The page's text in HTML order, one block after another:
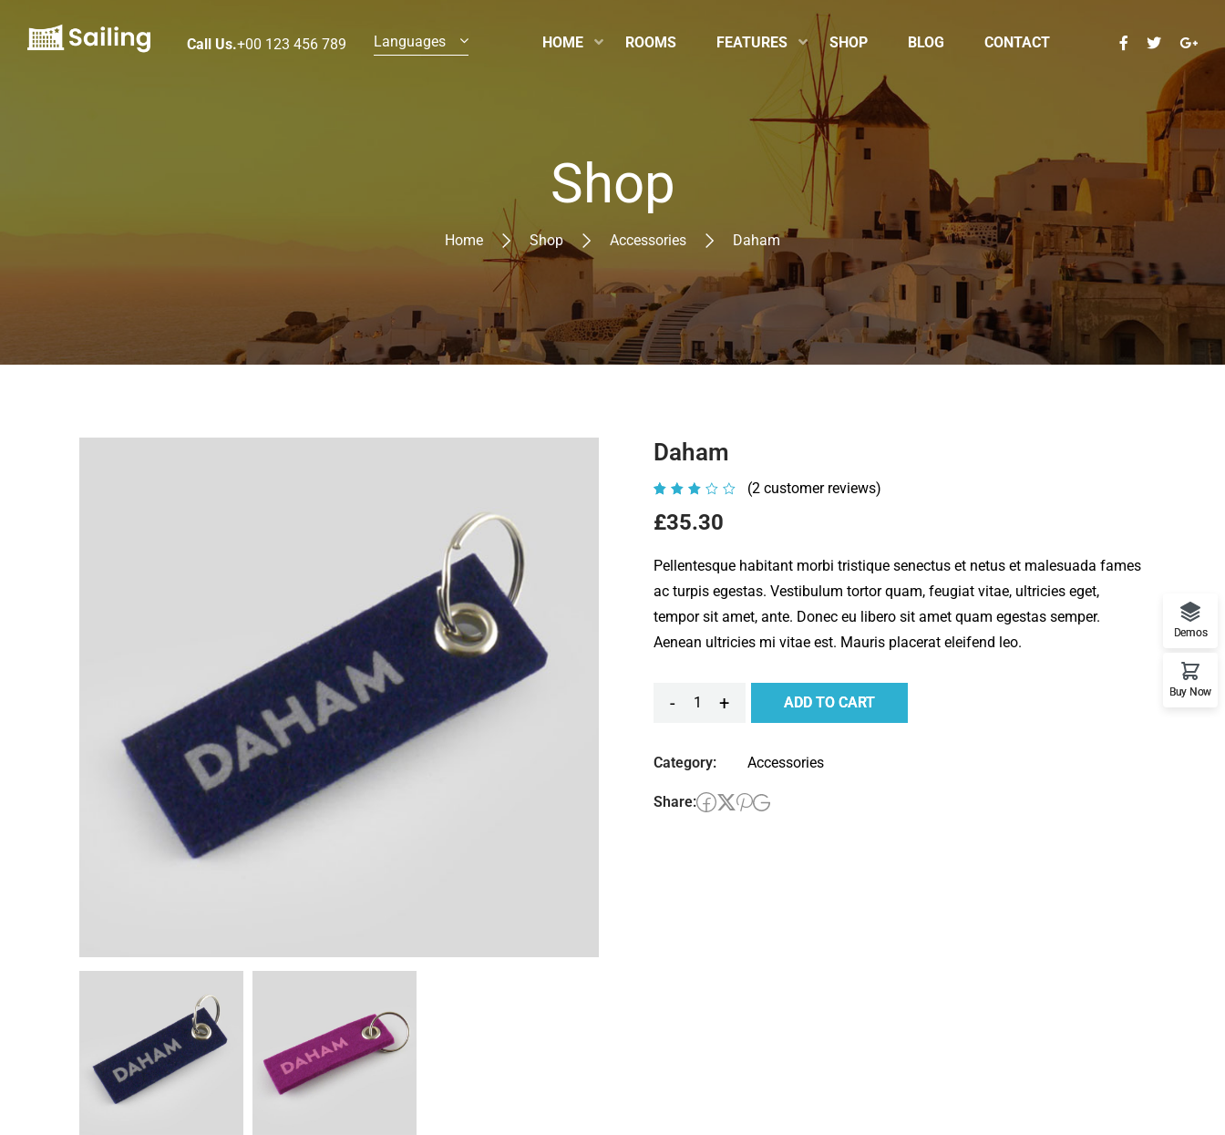
Call Us.+00 123 456 789 Languages HOME ROOMS FEATURES SHOP BLOG CONTACT
Shop
Home Shop Accessories Daham
Daham
Rated
3.00
of 5
based
2 (2 customer reviews)
£35.30
Pellentesque habitant morbi tristique senectus et netus et malesuada fames
ac turpis egestas. Vestibulum tortor quam, feugiat vitae, ultricies eget,
tempor sit amet, ante. Donec eu libero sit amet quam egestas semper.
Aenean ultricies mi vitae est. Mauris placerat eleifend leo.
-
Daham
+ ADD TO CART
Category: Accessories
Share:
Demos
Buy Now